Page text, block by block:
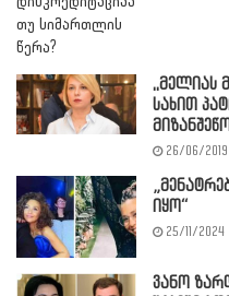
,,მელიას
სახით
26/06/2019
იყო“
25/11/2024
ვანო